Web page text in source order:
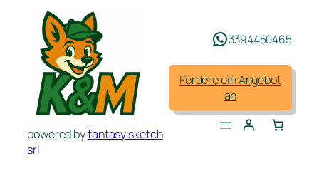
springen
powered byfantasy sketch
srl
3394450465
Fordere ein Angebot
an